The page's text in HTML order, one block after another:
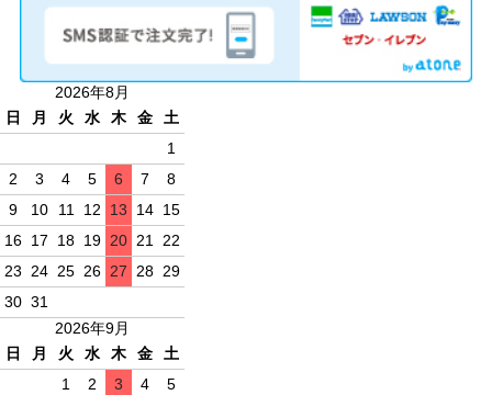
2026年8月
日
月 火 水 木 金
土
1
2
3 4 5 6 7
8
9
10 11 12 13 14 15
16 17 18 19 20 21
22
23
24 25 26 27 28 29
30 31
2026年9月
日
月 火 水 木 金
土
1
2 3 4
5